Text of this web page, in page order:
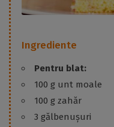
Ingrediente
Pentru blat:
100 g unt moale
100 g zahăr
3 gălbenușuri